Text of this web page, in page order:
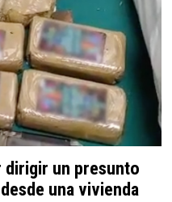
dirigir un presunto
una vivienda